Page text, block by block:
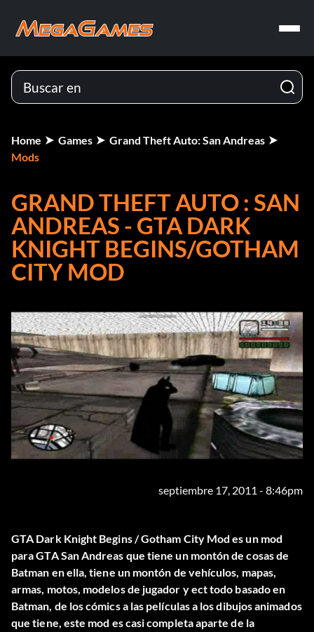
Home Games
Grand Theft Auto: San Andreas
Mods
GRAND THEFT AUTO : SAN
ANDREAS - GTA DARK
KNIGHT BEGINS/GOTHAM
CITY MOD
septiembre 17, 2011 - 8:46pm
GTA Dark Knight Begins / Gotham City Mod es un mod
para GTA San Andreas que tiene un montón de cosas de
Batman en ella, tiene un montón de vehículos, mapas,
armas, motos, modelos de jugador y ect todo basado en
Batman, de los cómics a las películas a los dibujos animados
que tiene, este mod es casi completa aparte de la